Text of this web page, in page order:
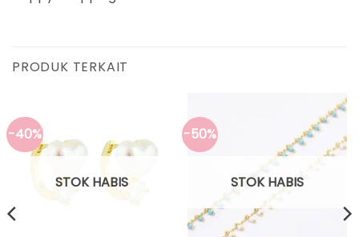
PRODUK TERKAIT
-40%
STOK HABIS
-50%
STOK HABIS